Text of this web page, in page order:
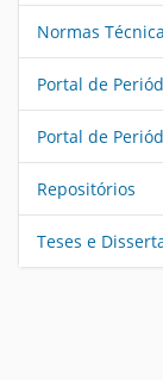
Normas
Portal de
Portal de
Repositórios
Teses e